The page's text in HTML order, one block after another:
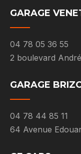
GARAGE
04 78 05 36 55
2 boulevard
GARAGE
04 78 44 85 11
64 Avenue